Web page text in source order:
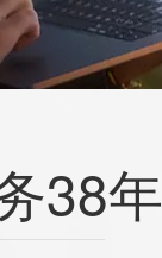
38年